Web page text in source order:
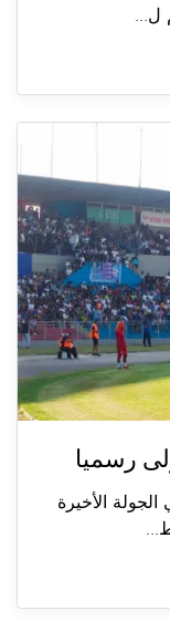
ل...
رسميا
السلام زغرتا 1-0، في الجولة الأخيرة